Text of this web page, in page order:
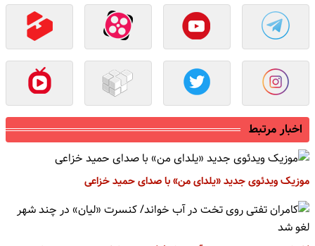
اخبار مرتبط
موزیک ویدئوی جدید «یلدای من» با صدای حمید خزاعی